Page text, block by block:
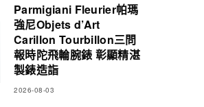
Parmigiani Fleurier帕瑪
強尼Objets d’Art
Carillon Tourbillon三問
報時陀飛輪腕錶 彰顯精湛
製錶造詣
2026-08-03